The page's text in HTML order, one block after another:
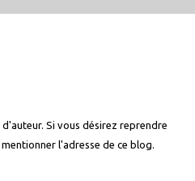
Si vous désirez reprendre
l'adresse de ce blog.